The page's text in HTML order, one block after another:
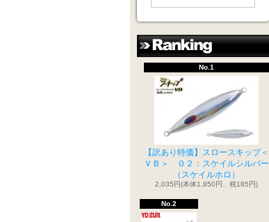
No.1
【訳あり特価】スロースキップ＜
ＶＢ＞ ０２：スケイルシルバー
（スケイルホロ）
2,035円(本体1,850円、税185円)
No.2